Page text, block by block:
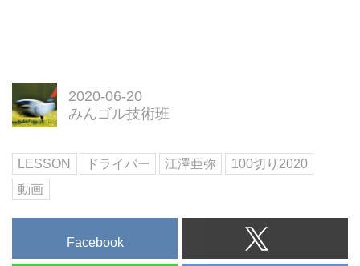
2020-06-20
みんゴル技術班
LESSON ドライバー 江澤亜弥
100切り2020
動画
Facebook